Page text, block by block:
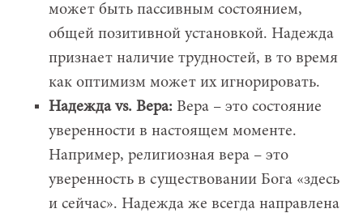
может быть пассивным состоянием,
общей позитивной установкой. Надежда
признает наличие трудностей, в то время
как оптимизм может их игнорировать.
Надежда vs. Вера: Вера – это состояние
уверенности в настоящем моменте.
Например, религиозная вера – это
уверенность в существовании Бога «здесь
и сейчас». Надежда же всегда направлена